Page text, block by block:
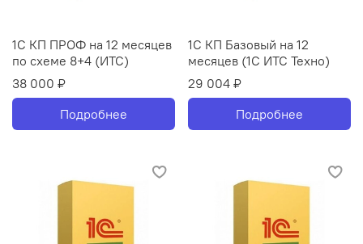
1С КП ПРОФ на 12 месяцев
по схеме 8+4 (ИТС)
38 000 ₽
Подробнее
1С КП Базовый на 12
месяцев (1С ИТС Техно)
29 004 ₽
Подробнее